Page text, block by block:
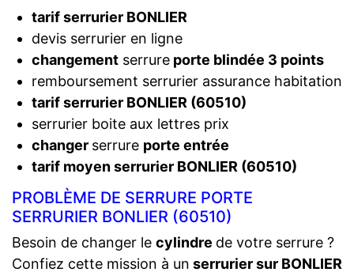
tarif serrurier BONLIER
devis serrurier en ligne
changementserrureporte blindée 3 points
remboursement serrurier assurance habitation
tarif serrurier BONLIER (60510)
serrurier boite aux lettres prix
changer serrure porte entrée
tarif moyen serrurier BONLIER (60510)
PROBLÈME DE SERRURE PORTE
SERRURIER BONLIER (60510)
Besoin de changer le cylindre de votre serrure ?
Confiez cette mission à un serrurier sur BONLIER